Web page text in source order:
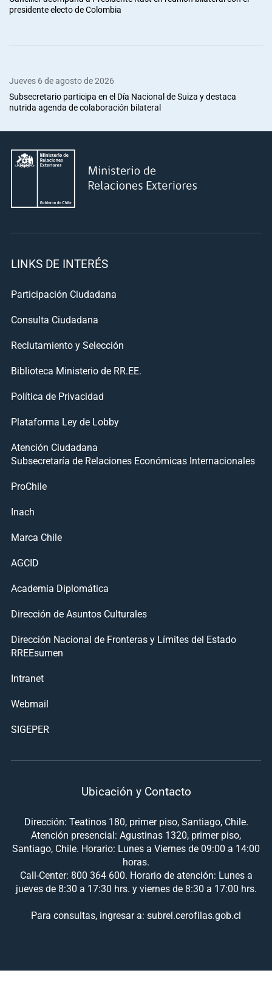
presidente electo de Colombia
Jueves 6 de agosto de 2026
Subsecretario participa en el Día Nacional de Suiza y destaca
nutrida agenda de colaboración bilateral
LINKS DE INTERÉS
Participación Ciudadana
Consulta Ciudadana
Reclutamiento y Selección
Biblioteca Ministerio de RR.EE.
Política de Privacidad
Plataforma Ley de Lobby
Atención Ciudadana
Subsecretaría de Relaciones Económicas Internacionales
ProChile
Inach
Marca Chile
AGCID
Academia Diplomática
Dirección de Asuntos Culturales
Dirección Nacional de Fronteras y Límites del Estado
RREEsumen
Intranet
Webmail
SIGEPER
Ubicación y Contacto
Dirección: Teatinos 180, primer piso, Santiago, Chile.
Atención presencial: Agustinas 1320, primer piso,
Santiago, Chile. Horario: Lunes a Viernes de 09:00 a 14:00
horas.
Call-Center: 800 364 600. Horario de atención: Lunes a
jueves de 8:30 a 17:30 hrs. y viernes de 8:30 a 17:00 hrs.
Para consultas, ingresar a: subrel.cerofilas.gob.cl